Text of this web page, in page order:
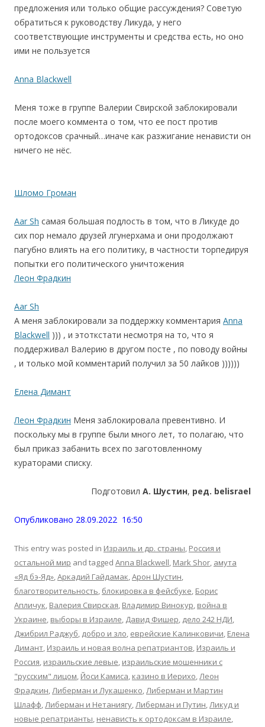
предложения или только общие рассуждения? Советую
обратиться к руководству Ликуда, у него
соответствующие инструменты и средства есть, но оно
ими не пользуется
Anna Blackwell
Меня тоже в группе Валерии Свирской заблокировали
после моего коммента о том, что ее пост против
ортодоксов срачный…иначе как разжигание ненависти он
ничего не нёс.
Шломо Громан
Aar Sh самая большая подлость в том, что в Ликуде до
сих пор немало друзей лгунерхама и они продолжают
пагубно влиять на его политику, в частности торпедируя
попытки его политического уничтожения
Леон Фрадкин
Aar Sh
А меня заблокировали за поддержку комментария Anna
Blackwell ))) , и этоткстати несмотря на то, что я
поддерживал Валерию в другом посте , по поводу войны
, и только мой комментарий получил за 50 лайков ))))))
Елена Димант
Леон Фрадкин Меня заблокировала превентивно. И
поскольку мы в группе были много лет, то полагаю, что
был приказ забанить всех по заготовленному
кураторами списку.
Подготовил А. Шустин, ред. belisrael
Опубликовано 28.09.2022 16:50
This entry was posted in Израиль и др. страны, Россия и
остальной мир and tagged Anna Blackwell, Mark Shor, амута
«Яд бэ-Яд»,Аркадий Гайдамак,Арон Шустин,
благотворительность, блокировка в фейсбуке, Борис
Апличук, Валерия Свирская, Владимир Винокур, война в
Украине, выборы в Израиле, Давид Фишер, дело 242 НДИ,
Джибрил Раджуб, добро и зло, еврейские Калинковичи, Елена
Димант, Израиль и новая волна репатриантов, Израиль и
Россия, израильские левые, израильские мошенники с
"русским" лицом, Йоси Камиса, казино в Иерихо,Леон
Фрадкин,Либерман и Лукашенко,Либерман и Мартин
Шлафф,Либерман и Нетаниягу,Либерман и Путин,Ликуд и
новые репатрианты, ненависть к ортодоксам в Израиле,